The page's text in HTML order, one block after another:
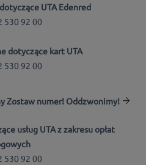
UTA Edenred
530 92 00
dotyczące kart UTA
530 92 00
Zostaw numer! Oddzwonimy!
usług UTA z zakresu opłat
530 92 00